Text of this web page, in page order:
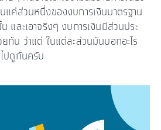
ค่ส่วนหนึ่งของงบการเงินมาตรฐาน
และเอาจริงๆ งบการเงินมีส่วนประ
น ว่าแต่ ในแต่ละส่วนมันบอกอะไร
ปดูกันครับ